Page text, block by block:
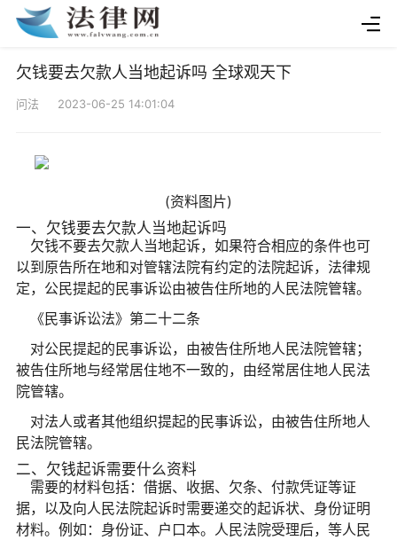
欠钱要去欠款人当地起诉吗 全球观天下
问法 2023-06-25 14:01:04
(资料图片)
一、欠钱要去欠款人当地起诉吗
欠钱不要去欠款人当地起诉，如果符合相应的条件也可
以到原告所在地和对管辖法院有约定的法院起诉，法律规
定，公民提起的民事诉讼由被告住所地的人民法院管辖。
《民事诉讼法》第二十二条
对公民提起的民事诉讼，由被告住所地人民法院管辖；
被告住所地与经常居住地不一致的，由经常居住地人民法
院管辖。
对法人或者其他组织提起的民事诉讼，由被告住所地人
民法院管辖。
二、欠钱起诉需要什么资料
需要的材料包括：借据、收据、欠条、付款凭证等证
据，以及向人民法院起诉时需要递交的起诉状、身份证明
材料。例如：身份证、户口本。人民法院受理后，等人民